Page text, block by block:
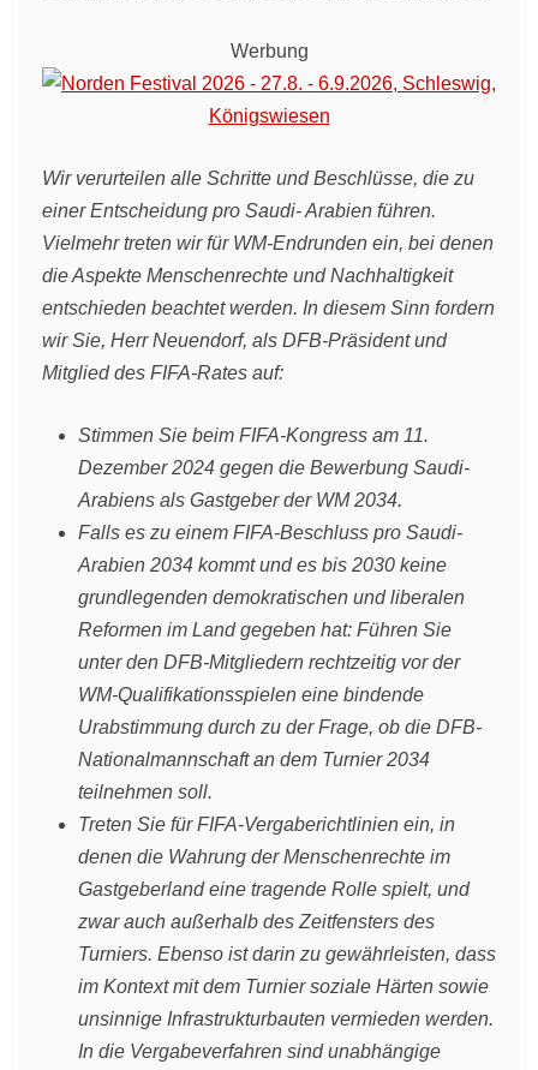
Werbung
Wir verurteilen alle Schritte und Beschlüsse, die zu
einer Entscheidung pro Saudi- Arabien führen.
Vielmehr treten wir für WM-Endrunden ein, bei denen
die Aspekte Menschenrechte und Nachhaltigkeit
entschieden beachtet werden. In diesem Sinn fordern
wir Sie, Herr Neuendorf, als DFB-Präsident und
Mitglied des FIFA-Rates auf:
Stimmen Sie beim FIFA-Kongress am 11.
Dezember 2024 gegen die Bewerbung Saudi-
Arabiens als Gastgeber der WM 2034.
Falls es zu einem FIFA-Beschluss pro Saudi-
Arabien 2034 kommt und es bis 2030 keine
grundlegenden demokratischen und liberalen
Reformen im Land gegeben hat: Führen Sie
unter den DFB-Mitgliedern rechtzeitig vor der
WM-Qualifikationsspielen eine bindende
Urabstimmung durch zu der Frage, ob die DFB-
Nationalmannschaft an dem Turnier 2034
teilnehmen soll.
Treten Sie für FIFA-Vergaberichtlinien ein, in
denen die Wahrung der Menschenrechte im
Gastgeberland eine tragende Rolle spielt, und
zwar auch außerhalb des Zeitfensters des
Turniers. Ebenso ist darin zu gewährleisten, dass
im Kontext mit dem Turnier soziale Härten sowie
unsinnige Infrastrukturbauten vermieden werden.
In die Vergabeverfahren sind unabhängige